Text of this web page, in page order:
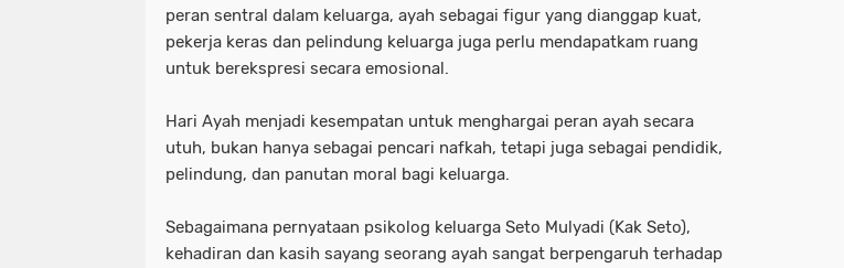
peran sentral dalam keluarga, ayah sebagai figur yang dianggap kuat,
pekerja keras dan pelindung keluarga juga perlu mendapatkam ruang
untuk berekspresi secara emosional.
Hari Ayah menjadi kesempatan untuk menghargai peran ayah secara
utuh, bukan hanya sebagai pencari nafkah, tetapi juga sebagai pendidik,
pelindung, dan panutan moral bagi keluarga.
Sebagaimana pernyataan psikolog keluarga Seto Mulyadi (Kak Seto),
kehadiran dan kasih sayang seorang ayah sangat berpengaruh terhadap